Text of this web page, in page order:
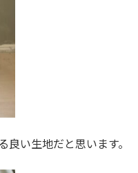
い生地だと思います。